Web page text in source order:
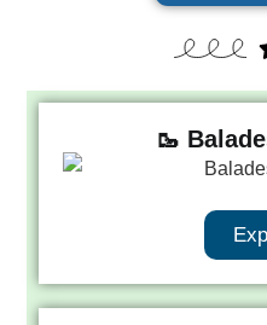
🥾